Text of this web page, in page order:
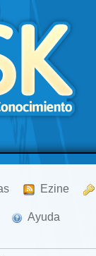
Ezine
Ayuda